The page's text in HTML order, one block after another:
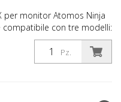
Pz.
per monitor Atomos Ninja
compatibile con tre modelli:
Dimen...